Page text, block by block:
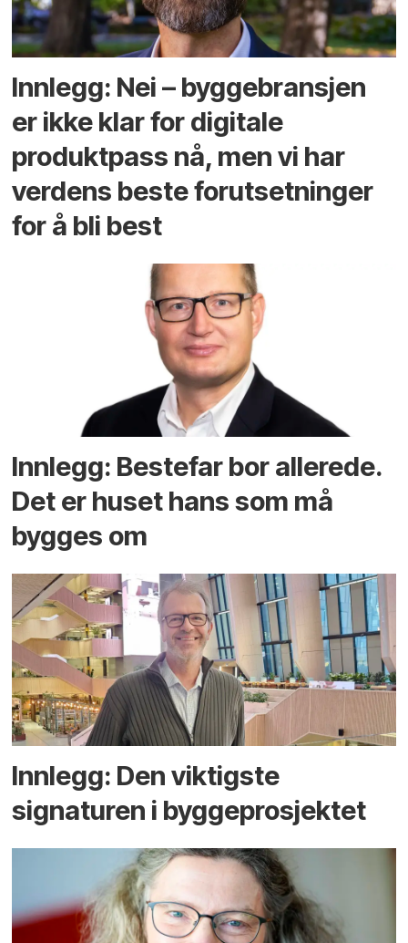
Innlegg: Nei – byggebransjen
er ikke klar for digitale
produktpass nå, men vi har
verdens beste forutsetninger
for å bli best
Innlegg: Bestefar bor allerede.
Det er huset hans som må
bygges om
Innlegg: Den viktigste
signaturen i bygge­­prosjektet